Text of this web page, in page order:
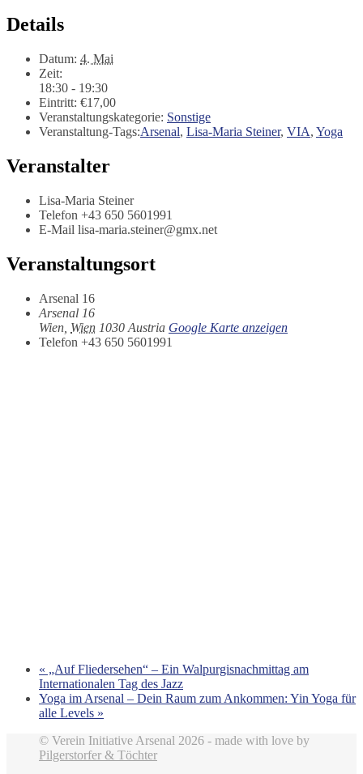
Details
Datum: 4. Mai
Zeit:
18:30 - 19:30
Eintritt: €17,00
Veranstaltungskategorie: Sonstige
Veranstaltung-Tags:Arsenal, Lisa-Maria Steiner, VIA, Yoga
Veranstalter
Lisa-Maria Steiner
Telefon +43 650 5601991
E-Mail lisa-maria.steiner@gmx.net
Veranstaltungsort
Arsenal 16
Arsenal 16
Wien Wien 1030 Austria Google Karte anzeigen
Telefon +43 650 5601991
« „Auf Fliedersehen“ – Ein Walpurgisnachmittag am
Internationalen Tag des Jazz
Yoga im Arsenal – Dein Raum zum Ankommen: Yin Yoga für
alle Levels »
© Verein Initiative Arsenal 2026 - made with love by
Pilgerstorfer & Töchter